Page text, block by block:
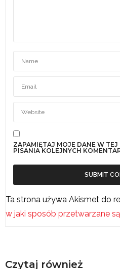
ZAPAMIĘTAJ MOJE DANE W
PISANIA KOLEJNYCH
Ta strona używa Akismet do
w jaki sposób przetwarzane
Czytaj również